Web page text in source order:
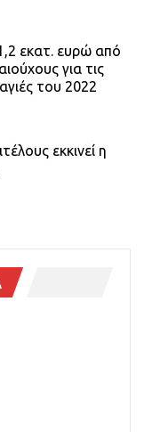
εκατ. ευρώ από
για τις
του 2022
εκκινεί η